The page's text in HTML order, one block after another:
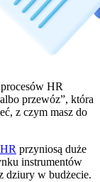
HR
przewóz”, która
z czym masz do
przyniosą duże
instrumentów
dziury w budżecie.